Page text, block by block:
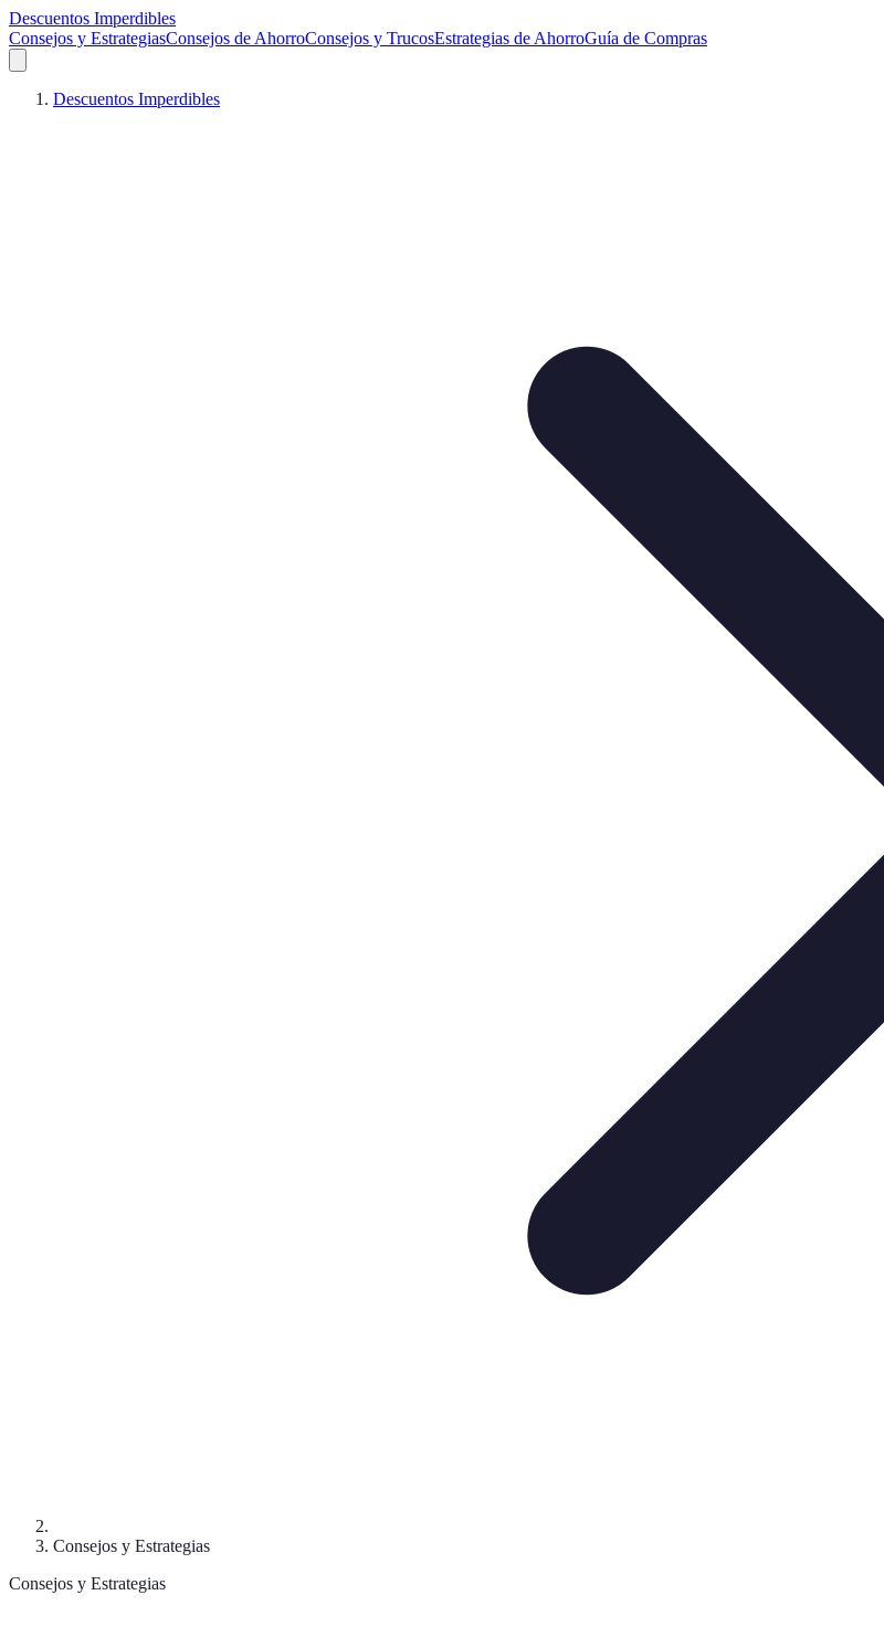
Descuentos Imperdibles
Consejos y EstrategiasConsejos de AhorroConsejos y TrucosEstrategias de AhorroGuía de Compras
Descuentos Imperdibles
Consejos y Estrategias
Consejos y Estrategias